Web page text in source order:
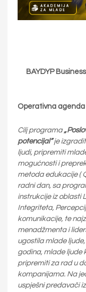
BAYDYP
Operativna
Cilj programa
potencijal”je
ljudi, pripremiti
mogućnosti i
metoda edukacije (
radni dan, sa
instrukcije iz oblasti
Integriteta,
komunikacije, te
menadžmenta i
ugostila mlade
godina, mlade ljude
pripremiti za rad u
kompanijama. Na
uspješni predavači